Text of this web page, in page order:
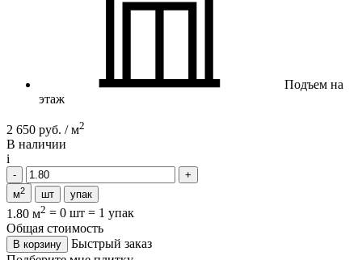
Подъем на
этаж
2 650 руб. / м2
В наличии
i
м2 шт упак
1.80 м2 = 0 шт = 1 упак
Общая стоимость
В корзину
Быстрый заказ